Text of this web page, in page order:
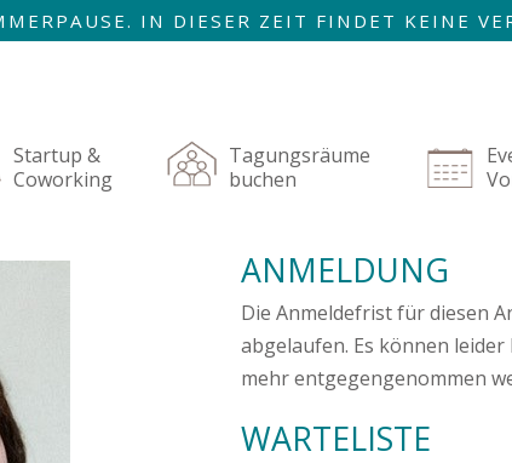
IN DIESER ZEIT FINDET KEINE
Startup &
Coworking
Tagungsräume
buchen
in
der
Bildung
12:00–
13:30
ANMELDUNG
Die Anmeldefrist für diesen
abgelaufen. Es können
mehr entgegengenommen
WARTELISTE